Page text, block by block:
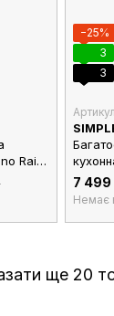
Rain
−25%
3
3
Silver
7 499
Немає
ще 20